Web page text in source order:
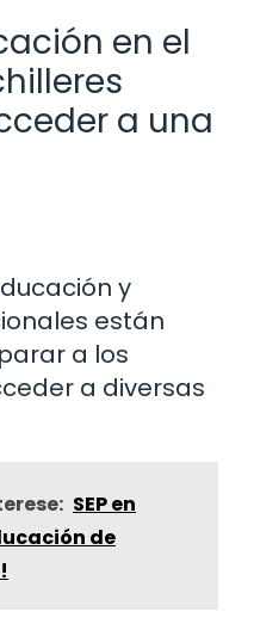
en el
a una
y
están
a los
a diversas
SEP en
de